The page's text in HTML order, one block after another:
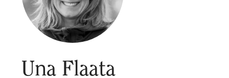
Una Flaata